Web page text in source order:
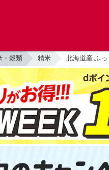
・穀類 精米 北海道産 ふ